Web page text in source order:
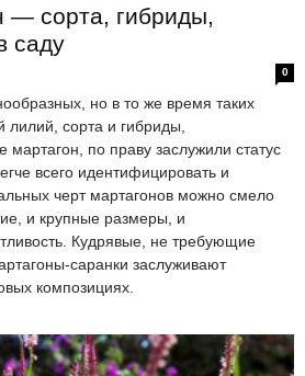
— сорта, гибриды,
саду
0
но в то же время таких
лилий, сорта и гибриды,
по праву заслужили статус
всего идентифицировать и
черт мартагонов можно смело
и крупные размеры, и
Кудрявые, не требующие
саранки заслуживают
композициях.